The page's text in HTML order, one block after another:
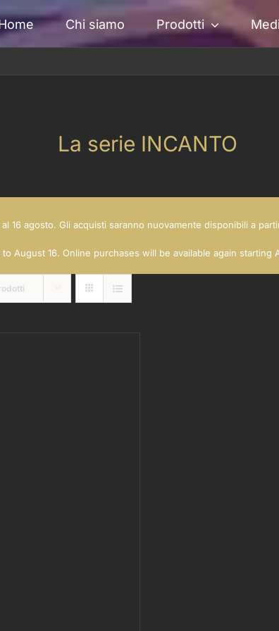
Chi siamo Prodotti
La serie INCANTO
16 agosto. Gli acquisti saranno nuovamente disponibili a
August 16. Online purchases will be available again